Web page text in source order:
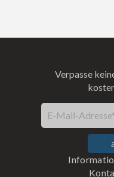
Verpasse
E-Mail-